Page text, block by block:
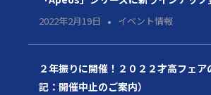
2022年2月19日 イベント情報
２年振りに開催！２０２２才高フェ
記：開催中止のご案内）